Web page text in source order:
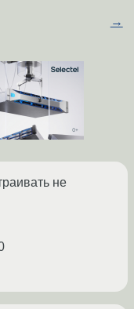
→
не